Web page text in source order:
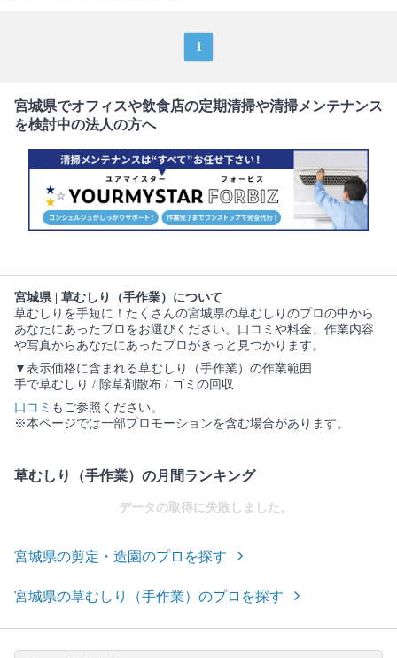
1
宮城県でオフィスや飲食店の定期清掃や清掃メンテナンス
を検討中の法人の方へ
宮城県 | 草むしり（手作業）について
草むしりを手短に！たくさんの宮城県の草むしりのプロの中から
あなたにあったプロをお選びください。口コミや料金、作業内容
や写真からあなたにあったプロがきっと見つかります。
▼表示価格に含まれる草むしり（手作業）の作業範囲
手で草むしり / 除草剤散布 / ゴミの回収
口コミ もご参照ください。
※本ページでは一部プロモーションを含む場合があります。
草むしり（手作業）の月間ランキング
データの取得に失敗しました。
宮城県の剪定・造園のプロを探す
宮城県の草むしり（手作業）のプロを探す